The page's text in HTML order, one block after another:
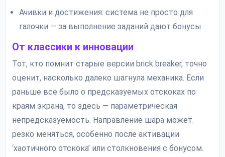
Ачивки и достижения: система не просто для
галочки — за выполнение заданий дают бонусы
От классики к инновации
Тот, кто помнит старые версии brick breaker, точно
оценит, насколько далеко шагнула механика. Если
раньше всё было о предсказуемых отскоках по
краям экрана, то здесь — параметрическая
непредсказуемость. Направление шара может
резко меняться, особенно после активации
‘хаотичного отскока’ или столкновения с бонусом.